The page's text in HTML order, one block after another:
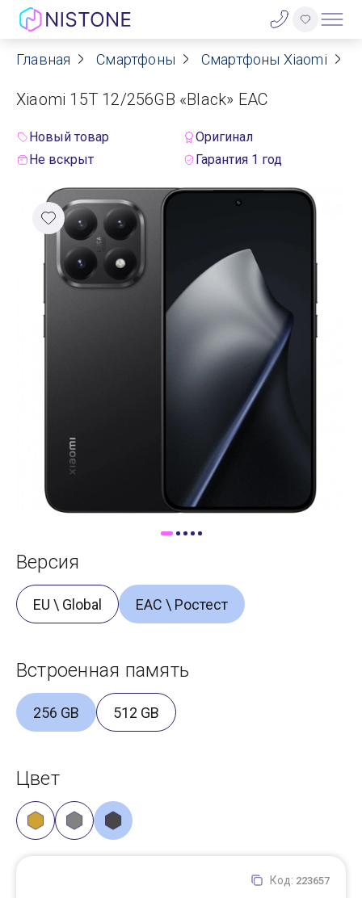
Акции
О нас
Договор оферты
Реквизиты
Контакты
Самовывоз
Главная Смартфоны Смартфоны Xiaomi
Xiaomi 15T 12/256GB «Black» EAC
Новый товар
Оригинал
Не вскрыт
Гарантия 1 год
Версия
EU \ Global ЕАС \ Ростест
Встроенная память
256 GB 512 GB
Цвет
Код: 223657